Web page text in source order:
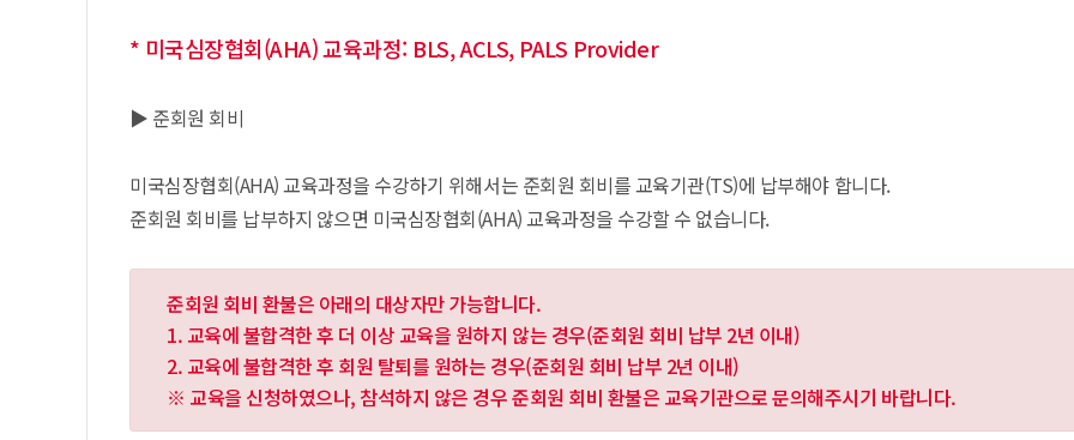
* 미국심장협회(AHA) 교육과정: BLS, ACLS, PALS Provider
▶ 준회원 회비
미국심장협회(AHA) 교육과정을 수강하기 위해서는 준회원 회비를 교육기관(TS)에 납부해야 합니다.
준회원 회비를 납부하지 않으면 미국심장협회(AHA) 교육과정을 수강할 수 없습니다.
준회원 회비 환불은 아래의 대상자만 가능합니다.
1. 교육에 불합격한 후 더 이상 교육을 원하지 않는 경우(준회원 회비 납부 2년 이내)
2. 교육에 불합격한 후 회원 탈퇴를 원하는 경우(준회원 회비 납부 2년 이내)
※ 교육을 신청하였으나, 참석하지 않은 경우 준회원 회비 환불은 교육기관으로 문의해주시기 바랍니다.